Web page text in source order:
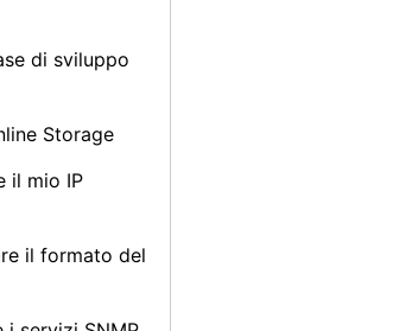
di sviluppo
Storage
il mio IP
il formato del